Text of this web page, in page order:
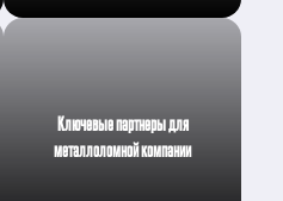
Ключевые партнеры для
металлоломной компании